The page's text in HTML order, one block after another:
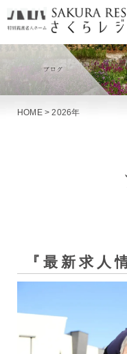
HOME>2026年
『最新求人